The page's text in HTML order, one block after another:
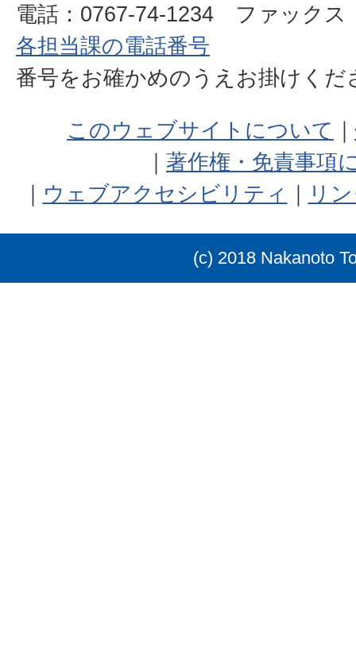
電話：0767-74-1234 ファックス
各担当課の電話番号
番号をお確かめのうえお掛けく
このウェブサイトについて
著作権・免責事項
ウェブアクセシビリティ
リ
(c) 2018 Nakanoto